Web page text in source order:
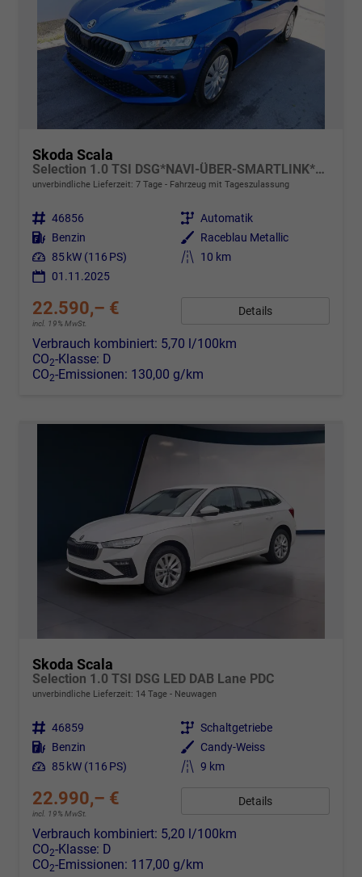
Skoda Scala
Selection 1.0 TSI DSG*NAVI-ÜBER-SMARTLINK*PDC-HI*LED*TEMPOMAT*SHZ*DAB*KLIMA
unverbindliche Lieferzeit: 7 Tage Fahrzeug mit Tageszulassung
Fahrzeugnr. 46856 Getriebe Automatik
Kraftstoff Benzin Außenfarbe Raceblau Metallic
Leistung 85 kW (116 PS) Kilometerstand
10 km
01.11.2025
22.590,– €
incl. 19% MwSt.
Details
Verbrauch kombiniert: 5,70 l/100km
CO2-Klasse: D
CO2-Emissionen: 130,00 g/km
Skoda Scala
Selection 1.0 TSI DSG LED DAB Lane PDC
unverbindliche Lieferzeit: 14 Tage Neuwagen
Fahrzeugnr. 46859 Getriebe Schaltgetriebe
Kraftstoff Benzin Außenfarbe
Candy-Weiss
Leistung 85 kW (116 PS) Kilometerstand 9 km
22.990,– €
incl. 19% MwSt.
Details
Verbrauch kombiniert: 5,20 l/100km
CO2-Klasse: D
CO2-Emissionen: 117,00 g/km